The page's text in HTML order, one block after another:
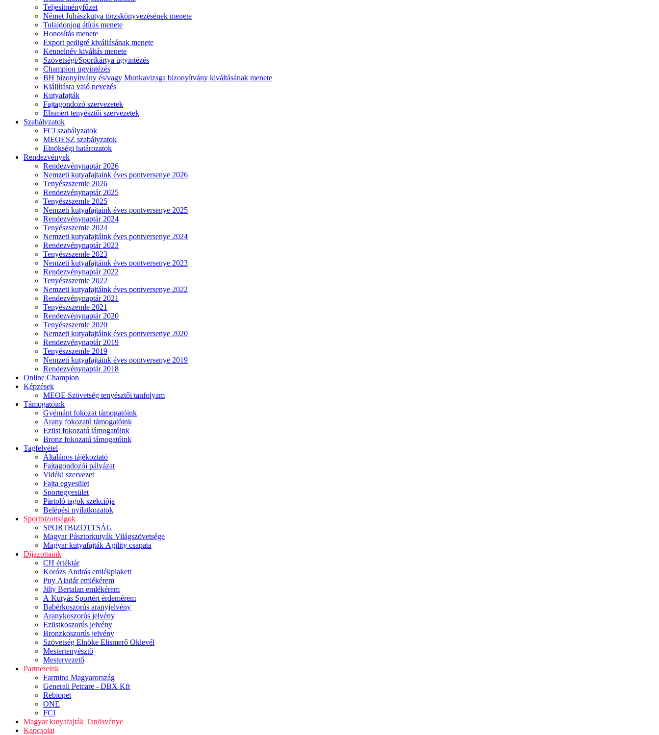
Teljesítményfűzet
Német Juhászkutya törzskönyvezésének menete
Tulajdonjog átírás menete
Honosítás menete
Export pedigré kiváltásának menete
Kennelnév kiváltás menete
Szövetségi/Sportkártya ügyintézés
Champion ügyintézés
BH bizonyítvány és/vagy Munkavizsga bizonyítvány kiváltásának menete
Kiállításra való nevezés
Kutyafajták
Fajtagondozó szervezetek
Elismert tenyésztői szervezetek
Szabályzatok
FCI szabályzatok
MEOESZ szabályzatok
Elnökségi határozatok
Rendezvények
Rendezvénynaptár 2026
Nemzeti kutyafajtaink éves pontversenye 2026
Tenyészszemle 2026
Rendezvénynaptár 2025
Tenyészszemle 2025
Nemzeti kutyafajtaink éves pontversenye 2025
Rendezvénynaptár 2024
Tenyészszemle 2024
Nemzeti kutyafajtáink éves pontversenye 2024
Rendezvénynaptár 2023
Tenyészszemle 2023
Nemzeti kutyafajtáink éves pontversenye 2023
Rendezvénynaptár 2022
Tenyészszemle 2022
Nemzeti kutyafajtáink éves pontversenye 2022
Rendezvénynaptár 2021
Tenyészszemle 2021
Rendezvénynaptár 2020
Tenyészszemle 2020
Nemzeti kutyafajtáink éves pontversenye 2020
Rendezvénynaptár 2019
Tenyészszemle 2019
Nemzeti kutyafajtáink éves pontversenye 2019
Rendezvénynaptár 2018
Online Champion
Képzések
MEOE Szövetség tenyésztői tanfolyam
Támogatóink
Gyémánt fokozat támogatóink
Arany fokozatú támogatóink
Ezüst fokozatú támogatóink
Bronz fokozatú támogatóink
Tagfelvétel
Általános tájékoztató
Fajtagondozói pályázat
Vidéki szervezet
Fajta egyesület
Sportegyesület
Pártoló tagok szekciója
Belépési nyilatkozatok
Sportbizottságok
SPORTBIZOTTSÁG
Magyar Pásztorkutyák Világszövetsége
Magyar kutyafajták Agility csapata
Díjazottaink
CH értéktár
Korózs András emlékplakett
Puy Aladár emlékérem
Jilly Bertalan emlékérem
A Kutyás Sportért érdemérem
Babérkoszorús aranyjelvény
Aranykoszorús jelvény
Ezüstkoszorús jelvény
Bronzkoszorús jelvény
Szövetség Elnöke Elismerő Oklevél
Mestertenyésztő
Mestervezető
Partnereink
Farmina Magyarország
Generali Petcare - DBX Kft
Rebiopet
ONE
FCI
Magyar kutyafajták Tanösvénye
Kapcsolat